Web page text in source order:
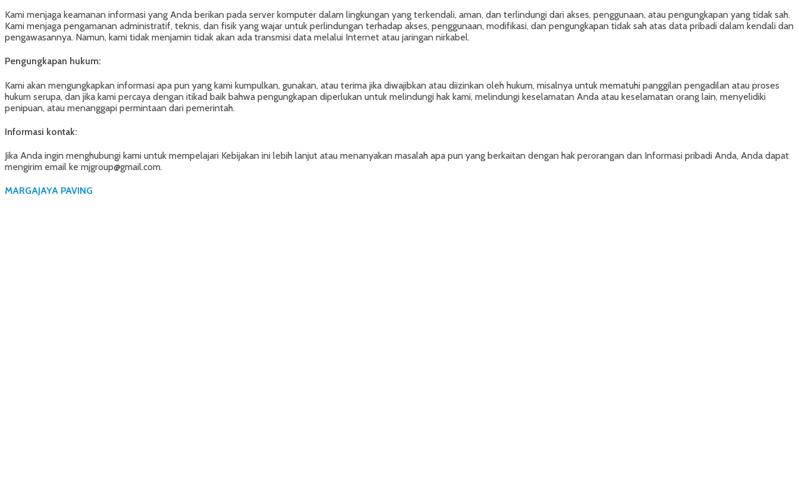
Kami menjaga keamanan informasi yang Anda berikan pada server komputer dalam lingkungan yang terkendali, aman, dan terlindungi dari akses, penggunaan, atau pengungkapan yang tidak sah.
Kami menjaga pengamanan administratif, teknis, dan fisik yang wajar untuk perlindungan terhadap akses, penggunaan, modifikasi, dan pengungkapan tidak sah atas data pribadi dalam kendali dan
pengawasannya. Namun, kami tidak menjamin tidak akan ada transmisi data melalui Internet atau jaringan nirkabel.
Pengungkapan hukum:
Kami akan mengungkapkan informasi apa pun yang kami kumpulkan, gunakan, atau terima jika diwajibkan atau diizinkan oleh hukum, misalnya untuk mematuhi panggilan pengadilan atau proses
hukum serupa, dan jika kami percaya dengan itikad baik bahwa pengungkapan diperlukan untuk melindungi hak kami, melindungi keselamatan Anda atau keselamatan orang lain, menyelidiki
penipuan, atau menanggapi permintaan dari pemerintah.
Informasi kontak:
Jika Anda ingin menghubungi kami untuk mempelajari Kebijakan ini lebih lanjut atau menanyakan masalah apa pun yang berkaitan dengan hak perorangan dan Informasi pribadi Anda, Anda dapat
mengirim email ke mjgroup@gmail.com.
MARGAJAYA PAVING